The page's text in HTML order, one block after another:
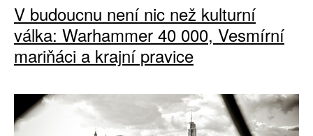
V budoucnu není nic než kulturní
válka: Warhammer 40 000, Vesmírní
mariňáci a krajní pravice